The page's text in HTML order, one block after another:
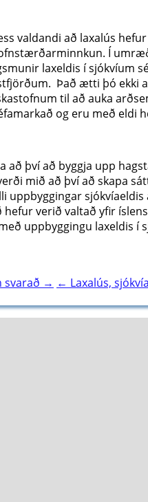
valdandi að laxalús
Í
laxeldis í sjókvíum
Það ætti þó ekki
til að auka
og eru með eldi
að því að byggja upp
mið að því að skapa
sjókvíaeldis
verið valtað yfir
uppbyggingu laxeldis í
svarað → ← Laxalús,